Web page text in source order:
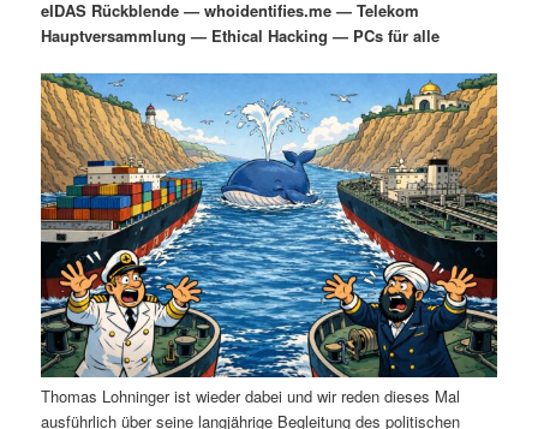
m
ä
r
e
n
I
n
h
u
n
d
ä
r
e
n
I
s
n
a
v
i
g
a
t
i
o
n
eIDAS Rückblende — whoidentifies.me — Telekom
Hauptversammlung — Ethical Hacking — PCs für alle
Thomas Lohninger ist wieder dabei und wir reden dieses Mal
ausführlich über seine langjährige Begleitung des politischen